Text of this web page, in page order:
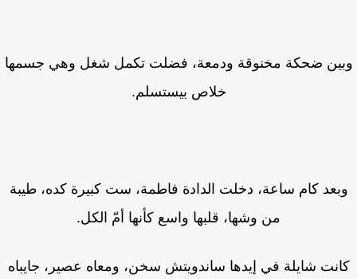
ضحكة مخنوقة ودمعة، فضلت تكمل شغل وهي جسمها
خلاص بيستسلم.
كام ساعة، دخلت الدادة فاطمة، ست كبيرة كده، طيبة
من وشها، قلبها واسع كأنها أمّ الكل.
شايلة في إيدها ساندويتش سخن، ومعاه عصير، جايباه